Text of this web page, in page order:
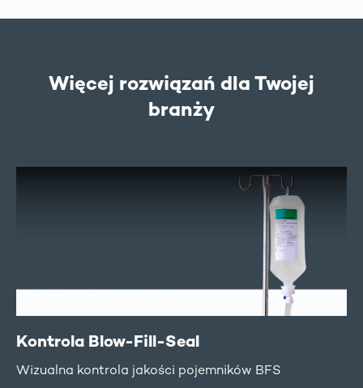
Więcej rozwiązań dla Twojej
branży
Kontrola Blow-Fill-Seal
Wizualna kontrola jakości pojemników BFS